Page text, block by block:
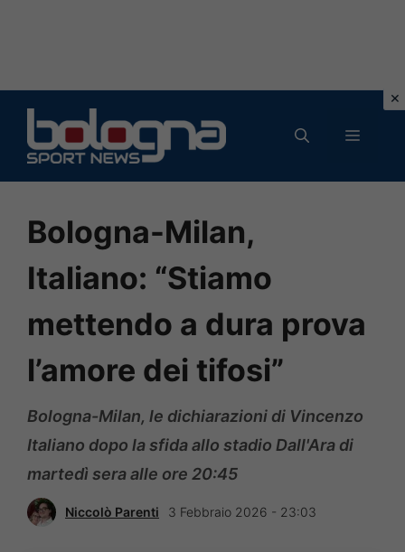
contenuto
MENU
Bologna-Milan,
Italiano: “Stiamo
mettendo a dura prova
l’amore dei tifosi”
Bologna-Milan, le dichiarazioni di Vincenzo
Italiano dopo la sfida allo stadio Dall'Ara di
martedì sera alle ore 20:45
Niccolò Parenti 3 Febbraio 2026 - 23:03